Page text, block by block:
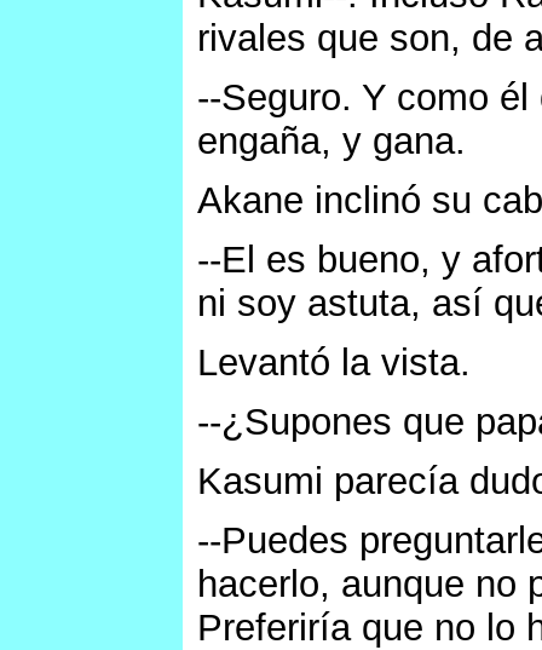
rivales que son, de
--Seguro. Y como
engaña, y gana.
Akane inclinó su
--El es bueno, y
ni soy astuta, así
Levantó la vista.
--¿Supones que
Kasumi parecía
--Puedes
hacerlo, aunque no
Preferiría que no lo